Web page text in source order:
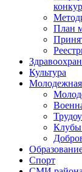
План
Культура
Клубы
Спорт